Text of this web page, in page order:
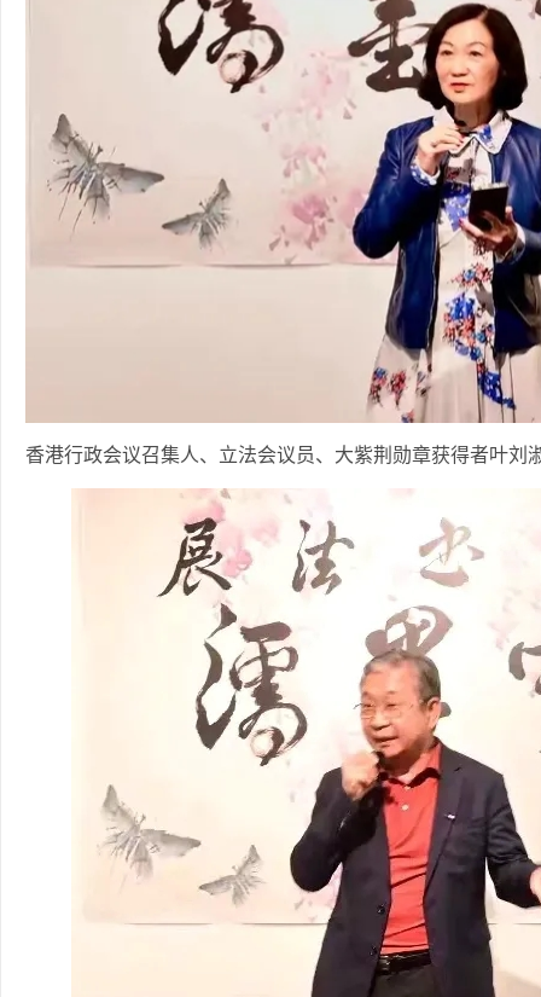
香港行政会议召集人、立法会议员、大紫荆勋章获得者叶刘